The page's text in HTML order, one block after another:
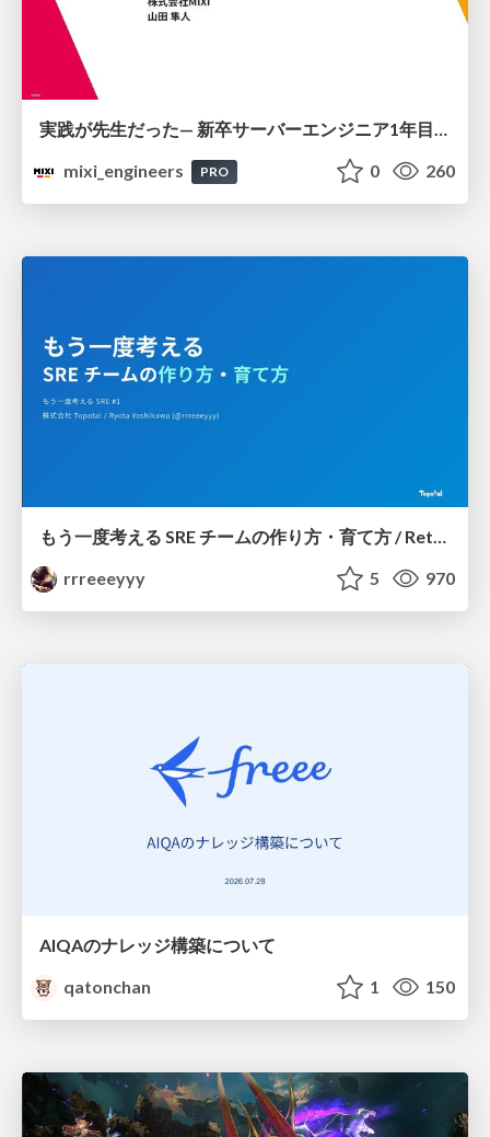
実践が先生だった— 新卒サーバーエンジニア1年目のリアル
mixi_engineers
PRO 0 260
もう一度考える SRE チームの作り方・育て方 / Rethinking SRE #1: Building and Growing SRE Teams
rrreeeyyy
5 970
AIQAのナレッジ構築について
qatonchan
1 150